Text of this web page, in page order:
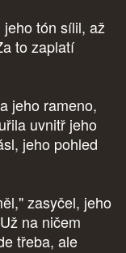
jeho tón sílil, až
to zaplatí
jeho rameno,
uvnitř jeho
jeho pohled
zasyčel, jeho
na ničem
třeba, ale